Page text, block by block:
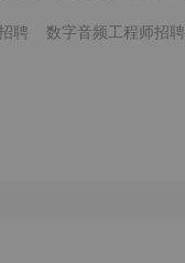
聘 数字音频工程师招聘